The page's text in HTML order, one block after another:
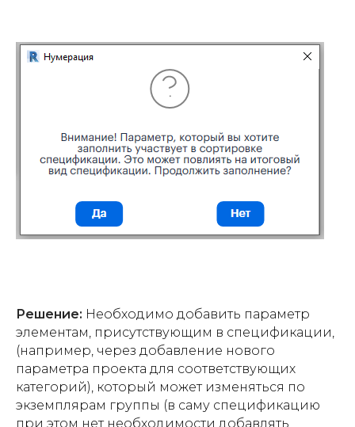
Решение: Необходимо добавить параметр
элементам, присутствующим в спецификации,
(например, через добавление нового
параметра проекта для соответствующих
категорий), который может изменяться по
экземплярам группы (в саму спецификацию
при этом нет необходимости добавлять